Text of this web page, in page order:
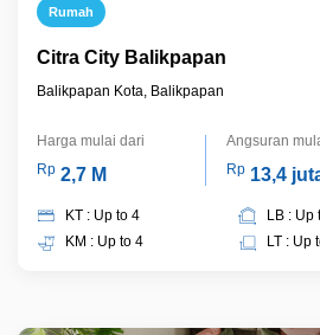
Rumah
Citra City Balikpapan
Balikpapan Kota, Balikpapan
Harga mulai dari
Rp 2,7 M
Angsuran
Rp 13,4
KT : Up to 4
KM : Up to 4
LB : Up
LT : Up